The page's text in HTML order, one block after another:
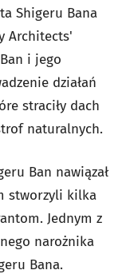
Shigeru Bana
Architects'
i jego
działań
straciły dach
naturalnych.
Ban nawiązał
stworzyli kilka
Jednym z
narożnika
Bana.